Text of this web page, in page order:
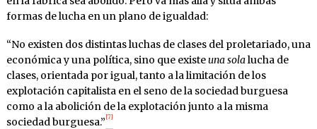
formas de lucha en un plano de igualdad:
“No existen dos distintas luchas de clases del proletariado, una
económica y una política, sino que existeuna solalucha de
clases, orientada por igual, tanto a la limitación de los
explotación capitalista en el seno de la sociedad burguesa
como a la abolición de la explotación junto a la misma
sociedad burguesa.” [7]